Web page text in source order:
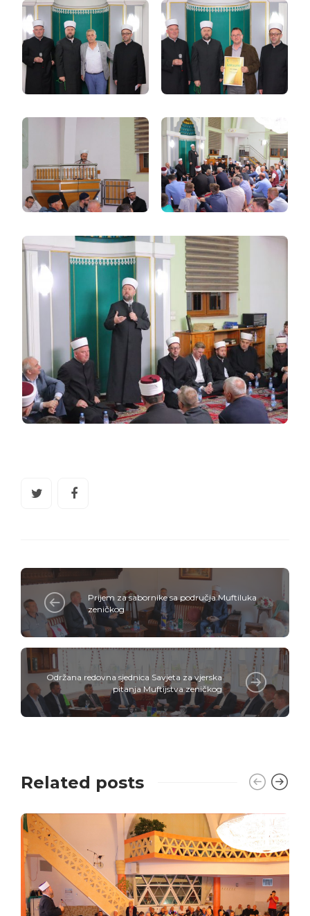
Prijem za sabornike sa područja Muftiluka
zeničkog
Održana redovna sjednica Savjeta za vjerska
pitanja Muftijstva zeničkog
Related posts